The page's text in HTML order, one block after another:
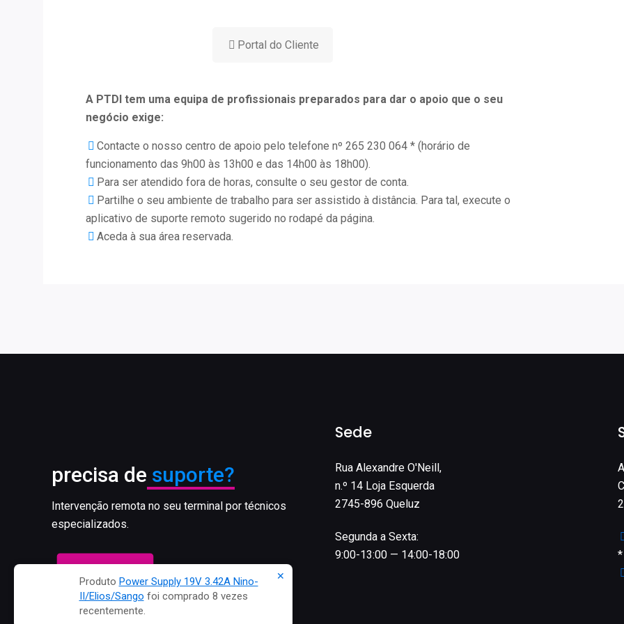
Portal do Cliente
A PTDI tem uma equipa de profissionais preparados para dar o apoio que o seu
negócio exige:
Contacte o nosso centro de apoio pelo telefone nº 265 230 064 * (horário de
funcionamento das 9h00 às 13h00 e das 14h00 às 18h00).
Para ser atendido fora de horas, consulte o seu gestor de conta.
Partilhe o seu ambiente de trabalho para ser assistido à distância. Para tal, execute o
aplicativo de suporte remoto sugerido no rodapé da página.
Aceda à sua área reservada.
precisa de suporte?
Intervenção remota no seu terminal por técnicos
especializados.
Sede
Rua Alexandre O'Neill,
n.º 14 Loja Esquerda
2745-896 Queluz
Segunda a Sexta:
9:00-13:00 — 14:00-18:00
Produto Power Supply 19V 3.42A Nino-
II/Elios/Sango foi comprado 8 vezes
recentemente.
✕